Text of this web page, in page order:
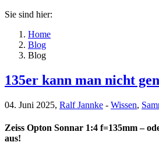
Sie sind hier:
Home
Blog
Blog
135er kann man nicht
04. Juni 2025, Ralf Jannke - Wissen,
Zeiss Opton Sonnar 1:4 f=135mm –
aus!